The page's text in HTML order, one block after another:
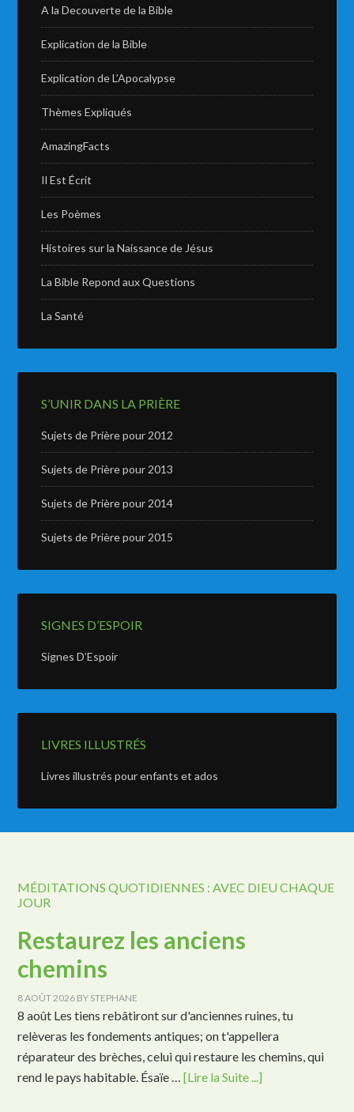
A la Decouverte de la Bible
Explication de la Bible
Explication de L’Apocalypse
Thèmes Expliqués
AmazingFacts
Il Est Écrit
Les Poèmes
Histoires sur la Naissance de Jésus
La Bible Repond aux Questions
La Santé
S’UNIR DANS LA PRIÈRE
Sujets de Prière pour 2012
Sujets de Prière pour 2013
Sujets de Prière pour 2014
Sujets de Prière pour 2015
SIGNES D’ESPOIR
Signes D’Espoir
LIVRES ILLUSTRÉS
Livres illustrés pour enfants et ados
MÉDITATIONS QUOTIDIENNES : AVEC DIEU CHAQUE
JOUR
Restaurez les anciens
chemins
8 AOÛT 2026 BY STEPHANE
8 août Les tiens rebâtiront sur d'anciennes ruines, tu
relèveras les fondements antiques; on t'appellera
réparateur des brèches, celui qui restaure les chemins, qui
rend le pays habitable. Ésaïe …[Lire la Suite ...]